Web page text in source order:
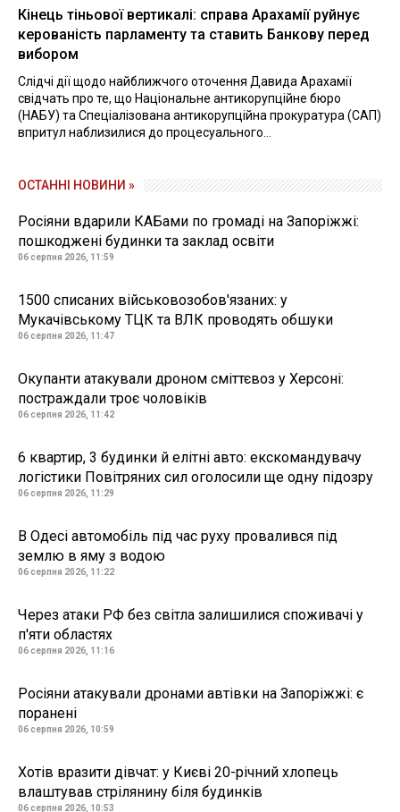
Кінець тіньової вертикалі: справа Арахамії руйнує
керованість парламенту та ставить Банкову перед
вибором
Слідчі дії щодо найближчого оточення Давида Арахамії
свідчать про те, що Національне антикорупційне бюро
(НАБУ) та Спеціалізована антикорупційна прокуратура (САП)
впритул наблизилися до процесуального...
ОСТАННІ НОВИНИ »
Росіяни вдарили КАБами по громаді на Запоріжжі:
пошкоджені будинки та заклад освіти
06 серпня 2026, 11:59
1500 списаних військовозобов'язаних: у
Мукачівському ТЦК та ВЛК проводять обшуки
06 серпня 2026, 11:47
Окупанти атакували дроном сміттєвоз у Херсоні:
постраждали троє чоловіків
06 серпня 2026, 11:42
6 квартир, 3 будинки й елітні авто: екскомандувачу
логістики Повітряних сил оголосили ще одну підозру
06 серпня 2026, 11:29
В Одесі автомобіль під час руху провалився під
землю в яму з водою
06 серпня 2026, 11:22
Через атаки РФ без світла залишилися споживачі у
п'яти областях
06 серпня 2026, 11:16
Росіяни атакували дронами автівки на Запоріжжі: є
поранені
06 серпня 2026, 10:59
Хотів вразити дівчат: у Києві 20-річний хлопець
влаштував стрілянину біля будинків
06 серпня 2026, 10:53